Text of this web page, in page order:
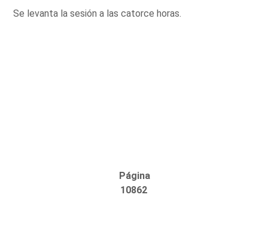
Se levanta la sesión a las catorce horas.
Página
10862